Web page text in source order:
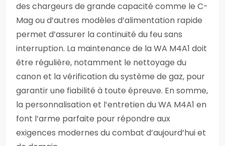
des chargeurs de grande capacité comme le C-
Mag ou d’autres modèles d’alimentation rapide
permet d’assurer la continuité du feu sans
interruption. La maintenance de la WA M4A1 doit
être régulière, notamment le nettoyage du
canon et la vérification du système de gaz, pour
garantir une fiabilité à toute épreuve. En somme,
la personnalisation et l’entretien du WA M4A1 en
font l’arme parfaite pour répondre aux
exigences modernes du combat d’aujourd’hui et